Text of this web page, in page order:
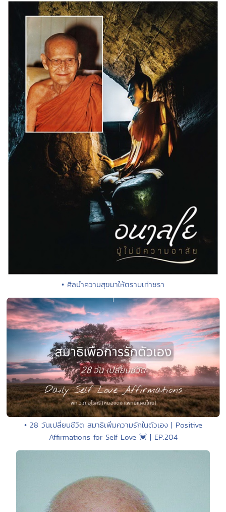
• ศีลนำความสุขมาให้ตราบเท่าชรา
• 28 วันเปลี่ยนชีวิต สมาธิเพิ่มความรักในตัวเอง | Positive
Affirmations for Self Love 💓 | EP.204